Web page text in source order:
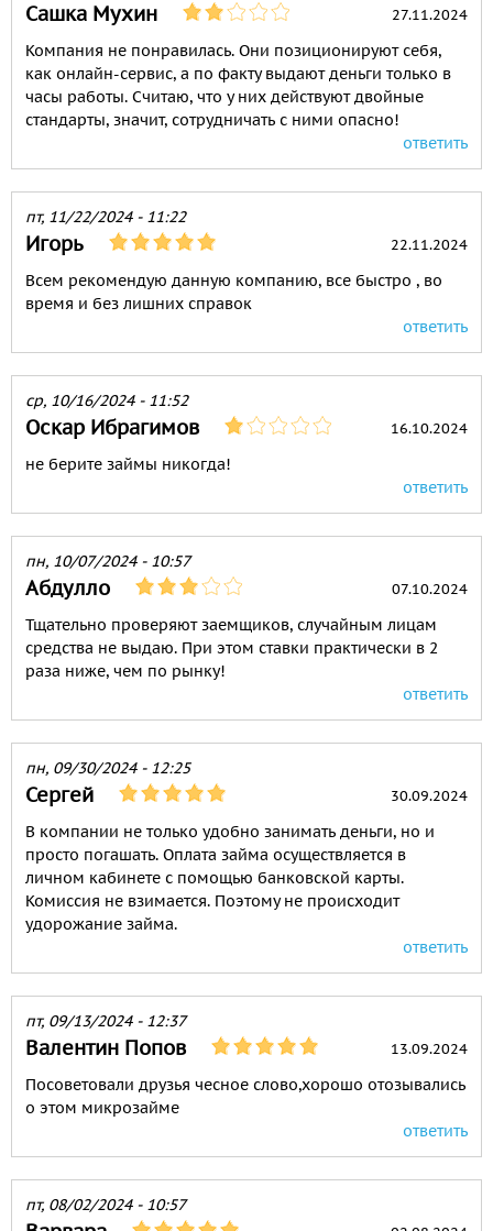
Сашка Мухин 27.11.2024
Компания не понравилась. Они позиционируют себя,
как онлайн-сервис, а по факту выдают деньги только в
часы работы. Считаю, что у них действуют двойные
стандарты, значит, сотрудничать с ними опасно!
ответить
пт, 11/22/2024 - 11:22
Игорь 22.11.2024
Всем рекомендую данную компанию, все быстро , во
время и без лишних справок
ответить
ср, 10/16/2024 - 11:52
Оскар Ибрагимов 16.10.2024
не берите займы никогда!
ответить
пн, 10/07/2024 - 10:57
Абдулло 07.10.2024
Тщательно проверяют заемщиков, случайным лицам
средства не выдаю. При этом ставки практически в 2
раза ниже, чем по рынку!
ответить
пн, 09/30/2024 - 12:25
Сергей 30.09.2024
В компании не только удобно занимать деньги, но и
просто погашать. Оплата займа осуществляется в
личном кабинете с помощью банковской карты.
Комиссия не взимается. Поэтому не происходит
удорожание займа.
ответить
пт, 09/13/2024 - 12:37
Валентин Попов 13.09.2024
Посоветовали друзья чесное слово,хорошо отозывались
о этом микрозайме
ответить
пт, 08/02/2024 - 10:57